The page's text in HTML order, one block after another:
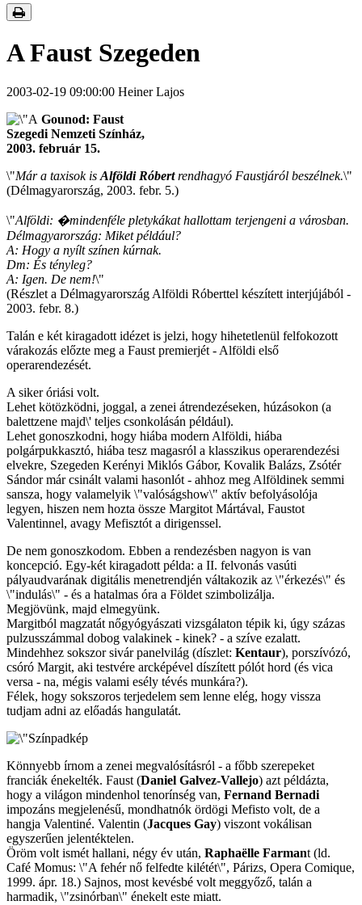
A Faust Szegeden
2003-02-19 09:00:00 Heiner Lajos
Gounod: Faust
Szegedi Nemzeti Színház,
2003. február 15.
\"Már a taxisok isAlföldi Róbertrendhagyó Faustjáról beszélnek.\"
(Délmagyarország, 2003. febr. 5.)
\"Alföldi: �mindenféle pletykákat hallottam terjengeni a városban.
Délmagyarország: Miket például?
A: Hogy a nyílt színen kúrnak.
Dm: És tényleg?
A: Igen. De nem!\"
(Részlet a Délmagyarország Alföldi Róberttel készített interjújából -
2003. febr. 8.)
Talán e két kiragadott idézet is jelzi, hogy hihetetlenül felfokozott
várakozás előzte meg a Faust premierjét - Alföldi első
operarendezését.
A siker óriási volt.
Lehet kötözködni, joggal, a zenei átrendezéseken, húzásokon (a
balettzene majd\' teljes csonkolásán például).
Lehet gonoszkodni, hogy hiába modern Alföldi, hiába
polgárpukkasztó, hiába tesz magasról a klasszikus operarendezési
elvekre, Szegeden Kerényi Miklós Gábor, Kovalik Balázs, Zsótér
Sándor már csinált valami hasonlót - ahhoz meg Alföldinek semmi
sansza, hogy valamelyik \"valóságshow\" aktív befolyásolója
legyen, hiszen nem hozta össze Margitot Mártával, Faustot
Valentinnel, avagy Mefisztót a dirigenssel.
De nem gonoszkodom. Ebben a rendezésben nagyon is van
koncepció. Egy-két kiragadott példa: a II. felvonás vasúti
pályaudvarának digitális menetrendjén váltakozik az \"érkezés\" és
\"indulás\" - és a hatalmas óra a Földet szimbolizálja.
Megjövünk, majd elmegyünk.
Margitból magzatát nőgyógyászati vizsgálaton tépik ki, úgy százas
pulzusszámmal dobog valakinek - kinek? - a szíve ezalatt.
Mindehhez sokszor sivár panelvilág (díszlet: Kentaur), porszívózó,
csóró Margit, aki testvére arcképével díszített pólót hord (és vica
versa - na, mégis valami esély tévés munkára?).
Félek, hogy sokszoros terjedelem sem lenne elég, hogy vissza
tudjam adni az előadás hangulatát.
Könnyebb írnom a zenei megvalósításról - a főbb szerepeket
franciák énekelték. Faust (Daniel Galvez-Vallejo) azt példázta,
hogy a világon mindenhol tenorínség van, Fernand Bernadi
impozáns megjelenésű, mondhatnók ördögi Mefisto volt, de a
hangja Valentiné. Valentin (Jacques Gay) viszont vokálisan
egyszerűen jelentéktelen.
Öröm volt ismét hallani, négy év után, Raphaëlle Farmant (ld.
Café Momus: \"A fehér nő felfedte kilétét\", Párizs, Opera Comique,
1999. ápr. 18.) Sajnos, most kevésbé volt meggyőző, talán a
harmadik, \"zsinórban\" énekelt este miatt.